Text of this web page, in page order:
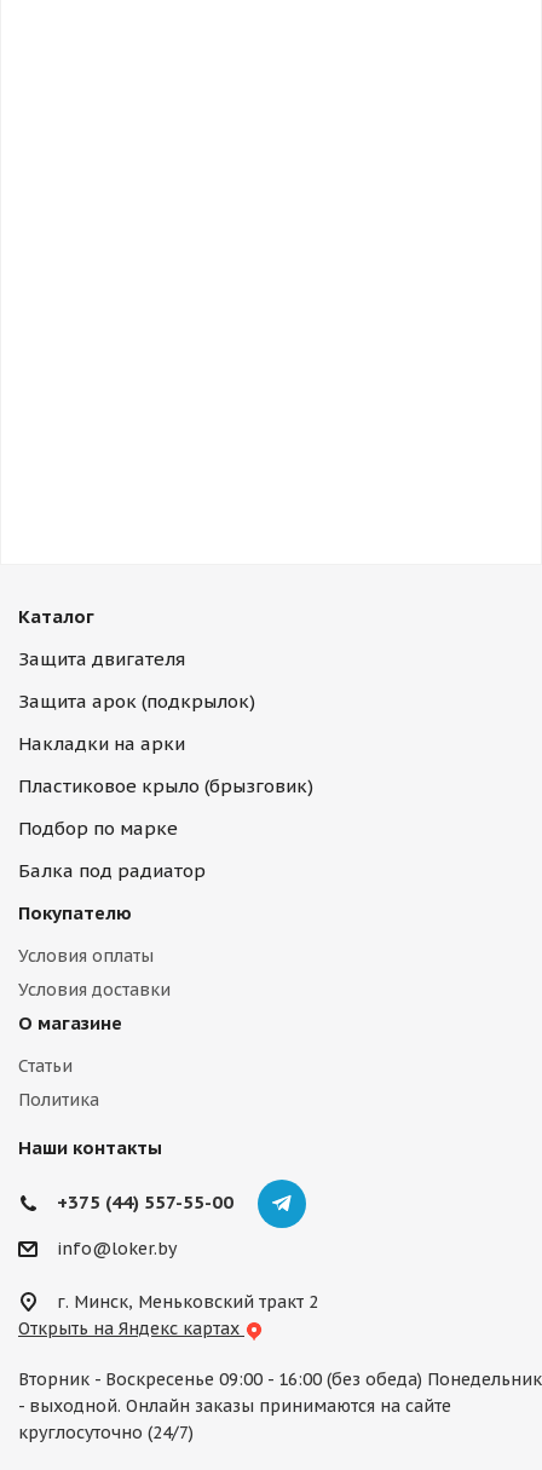
Каталог
Защита двигателя
Защита арок (подкрылок)
Накладки на арки
Пластиковое крыло (брызговик)
Подбор по марке
Балка под радиатор
Покупателю
Условия оплаты
Условия доставки
О магазине
Статьи
Политика
Наши контакты
+375 (44) 557-55-00
info@loker.by
г. Минск, Меньковский тракт 2
Открыть на Яндекс картах
Вторник - Воскресенье 09:00 - 16:00 (без обеда) Понедельник
- выходной. Онлайн заказы принимаются на сайте
круглосуточно (24/7)